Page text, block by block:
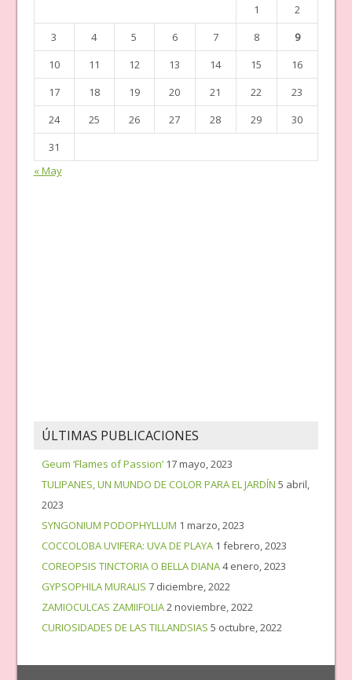
1
2
3
4 5 6 7 8
9
10
11 12 13 14 15
16
17
18 19 20 21 22
23
24
25 26 27 28 29
30
31
« May
ÚLTIMAS PUBLICACIONES
Geum ‘Flames of Passion’ 17 mayo, 2023
TULIPANES, UN MUNDO DE COLOR PARA EL JARDÍN 5 abril,
2023
SYNGONIUM PODOPHYLLUM 1 marzo, 2023
COCCOLOBA UVIFERA: UVA DE PLAYA 1 febrero, 2023
COREOPSIS TINCTORIA O BELLA DIANA4 enero, 2023
GYPSOPHILA MURALIS 7 diciembre, 2022
ZAMIOCULCAS ZAMIIFOLIA2 noviembre, 2022
CURIOSIDADES DE LAS TILLANDSIAS 5 octubre, 2022